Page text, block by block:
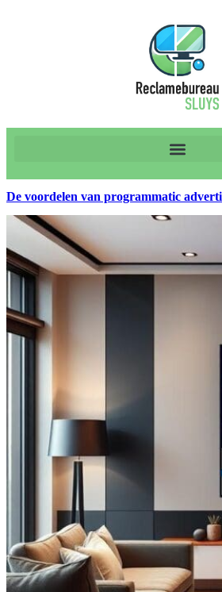
De voordelen van programmatic